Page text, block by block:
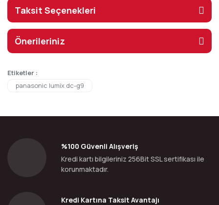
Taksit Seçenekleri
Önerileriniz
Etiketler :
panasonic lumix dc-g9
%100 Güvenli Alışveriş
Kredi kartı bilgileriniz 256Bit SSL sertifikası ile
korunmaktadır.
Kredi Kartına Taksit Avantajı